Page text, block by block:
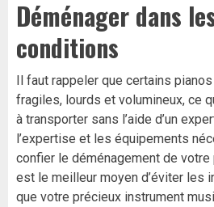
Déménager dans
conditions
Il faut rappeler que certains
fragiles, lourds et volumineux, ce
à transporter sans l’aide d’un
l’expertise et les équipements
confier le déménagement de
est le meilleur moyen d’éviter les
que votre précieux instrument